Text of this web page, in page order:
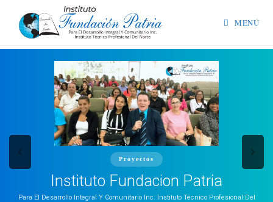
MENÚ
Proyectos
Instituto Fundacion Patria
Para El Desarrollo Integral Y Comunitario Inc. Instituto Técnico Profesional Del